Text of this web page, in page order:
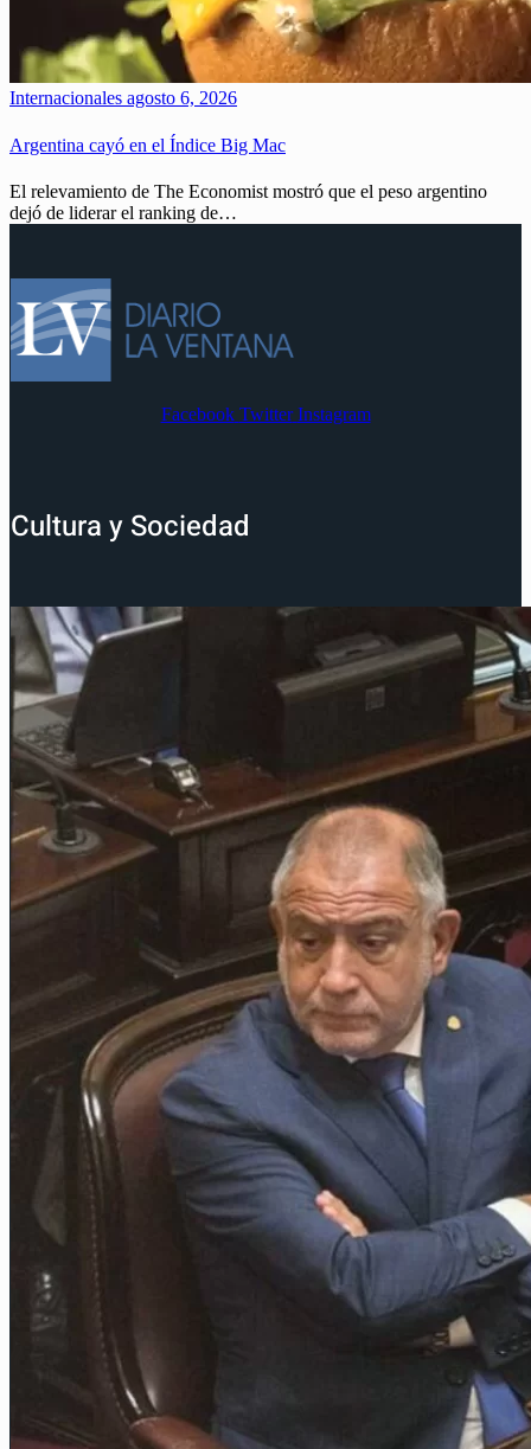
Internacionales agosto 6, 2026
Argentina cayó en el Índice Big Mac
El relevamiento de The Economist mostró que el peso argentino
dejó de liderar el ranking de…
Facebook Twitter Instagram
Cultura y Sociedad